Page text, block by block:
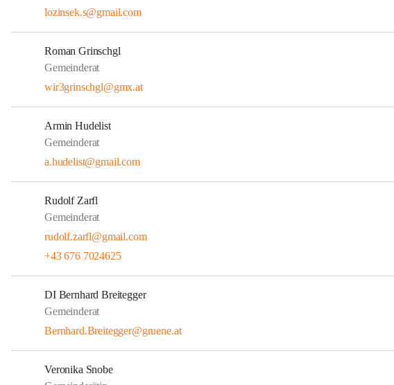
lozinsek.s@gmail.com
Roman Grinschgl
Gemeinderat
wir3grinschgl@gmx.at
Armin Hudelist
Gemeinderat
a.hudelist@gmail.com
Rudolf Zarfl
Gemeinderat
rudolf.zarfl@gmail.com
+43 676 7024625
DI Bernhard Breitegger
Gemeinderat
Bernhard.Breitegger@gruene.at
Veronika Snobe